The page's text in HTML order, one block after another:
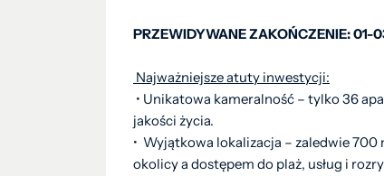
PRZEWIDYWANE ZAKOŃCZENIE: 01-
Najważniejsze atuty inwestycji:
• Unikatowa kameralność – tylko 36
jakości życia.
• Wyjątkowa lokalizacja – zaledwie
okolicy a dostępem do plaż, usług i